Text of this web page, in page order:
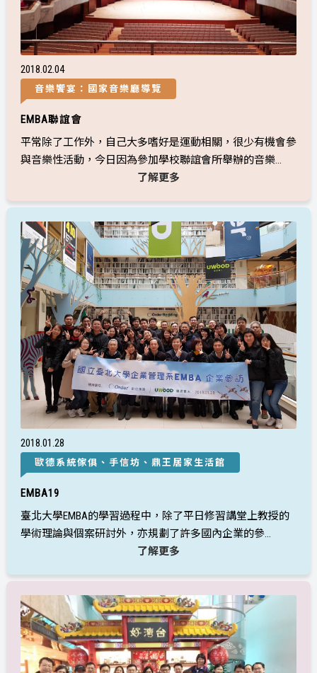
2018 0204
音樂饗宴：國家音樂廳導覽
EMBA聯誼會
平常除了工作外，自己大多嗜好是運動相關，很少有機會參
與音樂性活動，今日因為參加學校聯誼會所舉辦的音樂...
了解更多
2018 01 28
歐德系統傢俱、手信坊、鼎王居家生活館
EMBA19
臺北大學EMBA的學習過程中，除了平日修習講堂上教授的
學術理論與個案研討外，亦規劃了許多國內企業的參...
了解更多